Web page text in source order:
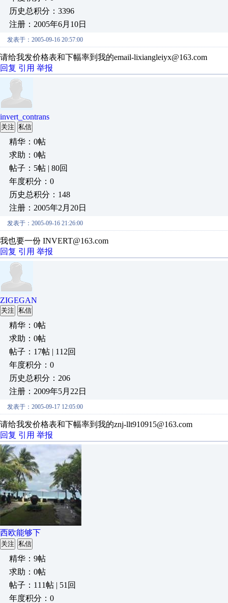
历史总积分：3396
注册：2005年6月10日
发表于：2005-09-16 20:57:00
请给我发价格表和下幅率到我的email-lixiangleiyx@163.com
回复 引用 举报
invert_contrans
关注 私信
精华：0帖
求助：0帖
帖子：5帖 | 80回
年度积分：0
历史总积分：148
注册：2005年2月20日
发表于：2005-09-16 21:26:00
我也要一份 INVERT@163.com
回复 引用 举报
ZIGEGAN
关注 私信
精华：0帖
求助：0帖
帖子：17帖 | 112回
年度积分：0
历史总积分：206
注册：2009年5月22日
发表于：2005-09-17 12:05:00
请给我发价格表和下幅率到我的znj-llt910915@163.com
回复 引用 举报
西欧能够下
关注 私信
精华：9帖
求助：0帖
帖子：111帖 | 51回
年度积分：0